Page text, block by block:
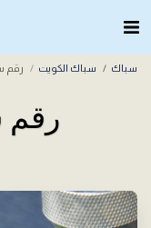
سباك سباك الكويت رقم
رقم